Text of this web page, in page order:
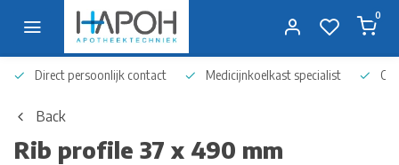
0
Direct persoonlijk contact Medicijnkoelkast specialist Op
Back
Rib profile 37 x 490 mm